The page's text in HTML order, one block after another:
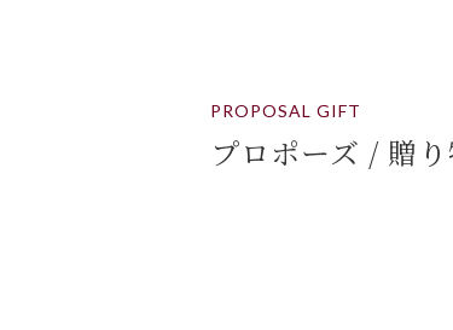
PROPOSAL GIFT
プロポーズ / 贈